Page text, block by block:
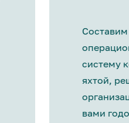
систему
яхтой,
вами